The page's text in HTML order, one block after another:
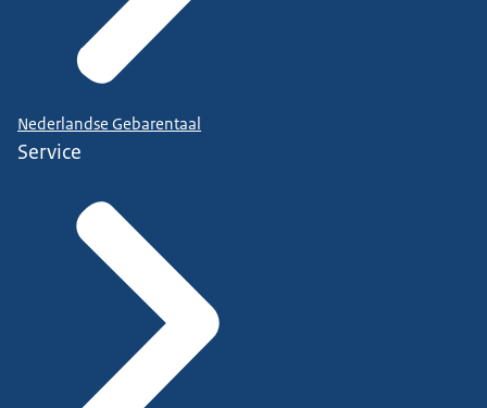
Nederlandse Gebarentaal
Service